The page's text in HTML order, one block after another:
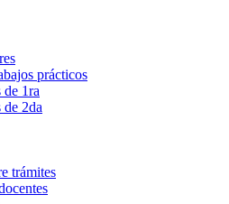
prácticos
de 1ra
de 2da
trámites